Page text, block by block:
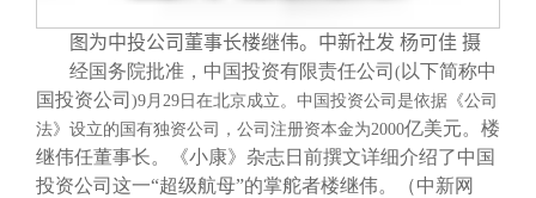
图为中投公司董事长楼继伟。中新社发 杨可佳 摄
经国务院批准，中国投资有限责任公司 ( 以下简称中
国投资公司 )9月29 日 在北京成立。中国投资公司是依据《公司
法》设立的国有独资公司，公司注册资本金为2000亿美元。楼
继伟任董事长。《小康》杂志日前撰文详细介绍了中国
投资公司这一“超级航母”的掌舵者楼继伟。（中新网